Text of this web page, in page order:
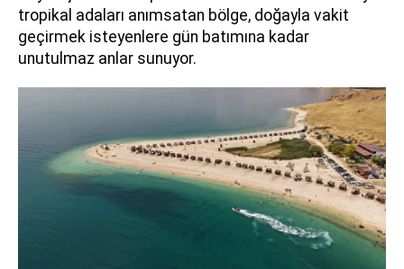
tropikal adaları anımsatan bölge, doğayla vakit
geçirmek isteyenlere gün batımına kadar
unutulmaz anlar sunuyor.